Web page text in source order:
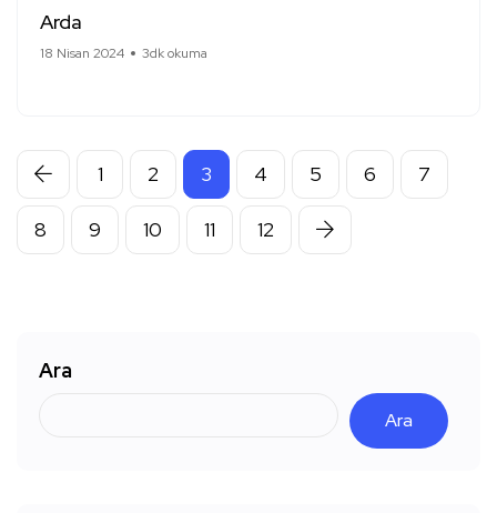
Arda
18 Nisan 2024 3dk okuma
1 2 3 4 5 6 7
8 9 10 11 12
Ara
Ara